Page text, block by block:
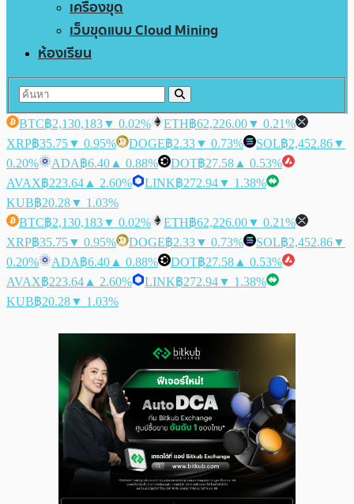
เครื่องขุด
เว็บขุดแบบ Cloud Mining
ห้องเรียน
BTC฿2,130,183▼ 0.02% ETH฿62,226.00▼ 0.21%
XRP฿35.75▼ 0.95% DOGE฿2.33▼ 0.73% SOL฿2,452.86▼
0.20%
ADA฿6.40 ▲ 0.88% DOT฿27.58 ▲ 0.53%
AVAX฿223.64 ▲ 2.60% LINK฿272.94▼ 1.38%
KUB฿20.28▼ 1.03%
BTC฿2,130,183▼ 0.02% ETH฿62,226.00▼ 0.21%
XRP฿35.75▼ 0.95% DOGE฿2.33▼ 0.73% SOL฿2,452.86▼
0.20%
ADA฿6.40 ▲ 0.88% DOT฿27.58 ▲ 0.53%
AVAX฿223.64 ▲ 2.60% LINK฿272.94▼ 1.38%
KUB฿20.28▼ 1.03%